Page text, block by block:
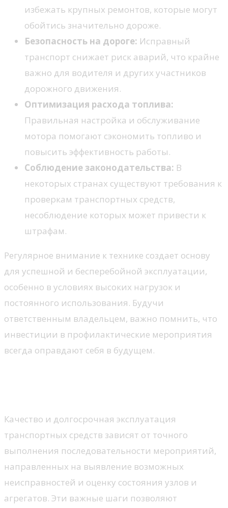
избежать крупных ремонтов, которые могут
обойтись значительно дороже.
Безопасность на дороге: Исправный
транспорт снижает риск аварий, что крайне
важно для водителя и других участников
дорожного движения.
Оптимизация расхода топлива:
Правильная настройка и обслуживание
мотора помогают сэкономить топливо и
повысить эффективность работы.
Соблюдение законодательства: В
некоторых странах существуют требования к
проверкам транспортных средств,
несоблюдение которых может привести к
штрафам.
Регулярное внимание к технике создает основу
для успешной и бесперебойной эксплуатации,
особенно в условиях высоких нагрузок и
постоянного использования. Будучи
ответственным владельцем, важно помнить, что
инвестиции в профилактические мероприятия
всегда оправдают себя в будущем.
Качество и долгосрочная эксплуатация
транспортных средств зависят от точного
выполнения последовательности мероприятий,
направленных на выявление возможных
неисправностей и оценку состояния узлов и
агрегатов. Эти важные шаги позволяют